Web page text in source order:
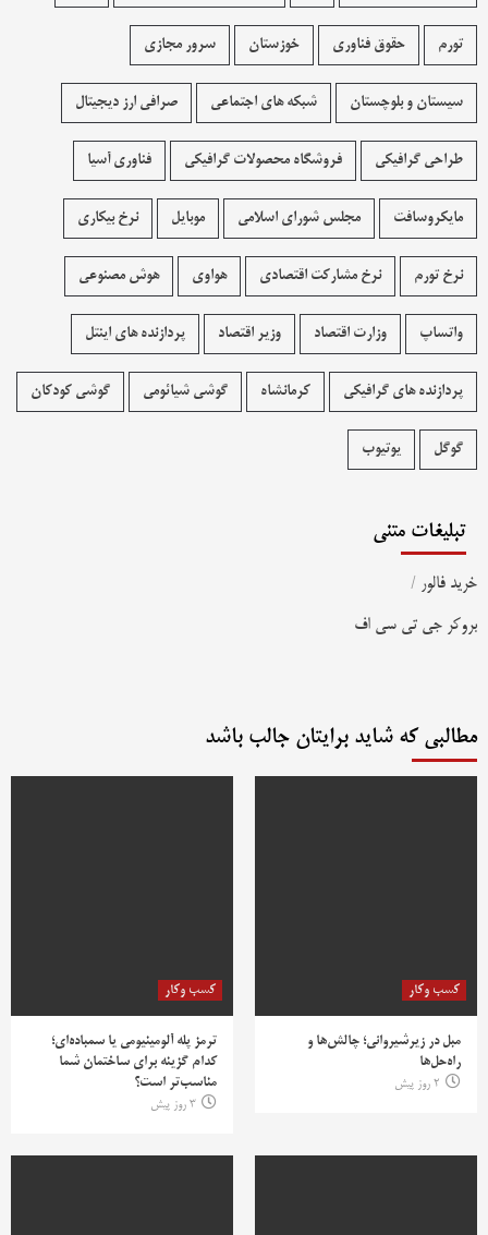
تورم حقوق فناوری خوزستان سرور مجازی
سیستان و بلوچستان شبکه های اجتماعی صرافی ارز دیجیتال
طراحی گرافیکی فروشگاه محصولات گرافيکی فناوری آسیا
مایکروسافت مجلس شورای اسلامی موبایل نرخ بیکاری
نرخ تورم نرخ مشارکت اقتصادی هواوی هوش مصنوعی
واتساپ وزارت اقتصاد وزیر اقتصاد پردازنده های اینتل
پردازنده های گرافیکی کرمانشاه گوشی شیائومی گوشی کودکان
گوگل یوتیوب
تبلیغات متنی
خرید فالور /
بروکر جی تی سی اف
مطالبی که شاید برایتان جالب باشد
کسب وکار
مبل در زیرشیروانی؛ چالش‌ها و
راه‌حل‌ها
2 روز پیش
کسب وکار
ترمز پله آلومینیومی یا سمباده‌ای؛
کدام گزینه برای ساختمان شما
مناسب‌تر است؟
3 روز پیش